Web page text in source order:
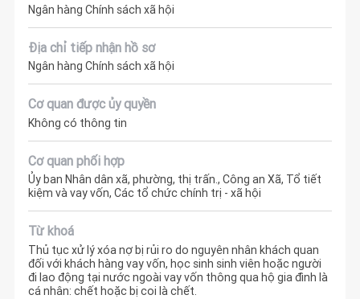
Ngân hàng Chính sách xã hội
Địa chỉ tiếp nhận hồ sơ
Ngân hàng Chính sách xã hội
Cơ quan được ủy quyền
Không có thông tin
Cơ quan phối hợp
Ủy ban Nhân dân xã, phường, thị trấn., Công an Xã, Tổ tiết
kiệm và vay vốn, Các tổ chức chính trị - xã hội
Từ khoá
Thủ tục xử lý xóa nợ bị rủi ro do nguyên nhân khách quan
đối với khách hàng vay vốn, học sinh sinh viên hoặc người
đi lao động tại nước ngoài vay vốn thông qua hộ gia đình là
cá nhân: chết hoặc bị coi là chết.